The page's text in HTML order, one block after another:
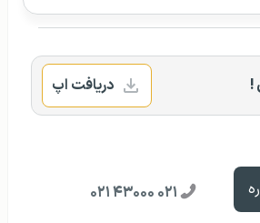
! دریافت اپ
۰۲۱ ۴۳۰۰۰ ۰۲۱